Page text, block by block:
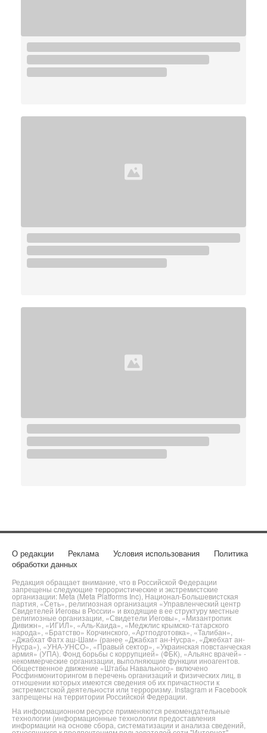
О редакции Реклама Условия использования
Политика
обработки данных
Редакция обращает внимание, что в Российской Федерации
запрещены следующие террористические и экстремистские
организации: Meta (Meta Platforms Inc), Национал-Большевистская
партия, «Сеть», религиозная организация «Управленческий центр
Свидетелей Иеговы в России» и входящие в ее структуру местные
религиозные организации, «Свидетели Иеговы», «Мизантропик
Дивижн», «ИГИЛ», «Аль-Каида», «Меджлис крымско-татарского
народа», «Братство» Корчинского, «Артподготовка», «Талибан»,
«Джабхат Фатх аш-Шам» (ранее «Джабхат ан-Нусра», «Джебхат ан-
Нусра»), «УНА-УНСО», «Правый сектор», «Украинская повстанческая
армия» (УПА). Фонд борьбы с коррупцией» (ФБК), «Альянс врачей» -
некоммерческие организации, выполняющие функции иноагентов.
Общественное движение «Штабы Навального» включено
Росфинмониторингом в перечень организаций и физических лиц, в
отношении которых имеются сведения об их причастности к
экстремистской деятельности или терроризму. Instagram и Facebook
запрещены на территории Российской Федерации.
На информационном ресурсе применяются рекомендательные
технологии (информационные технологии предоставления
информации на основе сбора, систематизации и анализа сведений,